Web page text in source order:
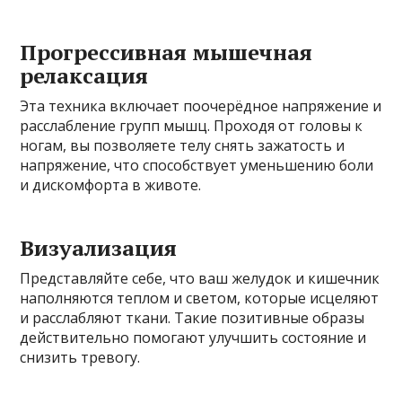
Прогрессивная мышечная
релаксация
Эта техника включает поочерёдное напряжение и
расслабление групп мышц. Проходя от головы к
ногам, вы позволяете телу снять зажатость и
напряжение, что способствует уменьшению боли
и дискомфорта в животе.
Визуализация
Представляйте себе, что ваш желудок и кишечник
наполняются теплом и светом, которые исцеляют
и расслабляют ткани. Такие позитивные образы
действительно помогают улучшить состояние и
снизить тревогу.